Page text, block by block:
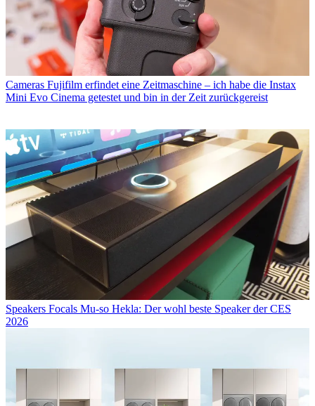
Cameras Fujifilm erfindet eine Zeitmaschine – ich habe die Instax
Mini Evo Cinema getestet und bin in der Zeit zurückgereist
Speakers Focals Mu-so Hekla: Der wohl beste Speaker der CES
2026